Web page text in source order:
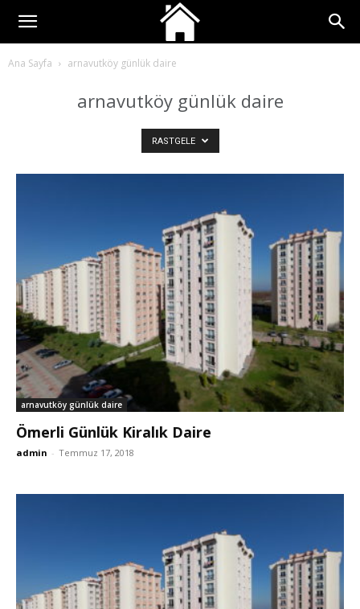
Ana Sayfa arnavutköy günlük daire
arnavutköy günlük daire
RASTGELE
arnavutköy günlük daire
Ömerli Günlük Kiralık Daire
admin - Temmuz 17, 2018